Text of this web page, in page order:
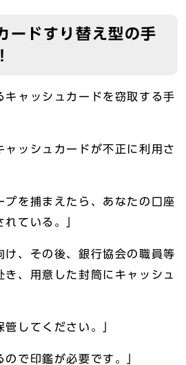
ードすり替え型の手
ャッシュカードを窃取する手
シュカードが不正に利用さ
捕まえたら、あなたの口座
ている。」
け、その後、銀行協会の職員等
き、用意した封筒にキャッシュ
てください。」
印鑑が必要です。」